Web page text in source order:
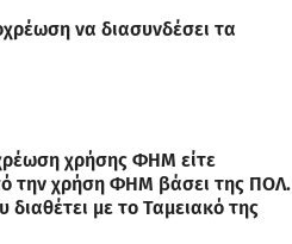
να διασυνδέσει τα
χρήσης ΦΗΜ είτε
την χρήση ΦΗΜ βάσει της ΠΟΛ.
με το Ταμειακό της